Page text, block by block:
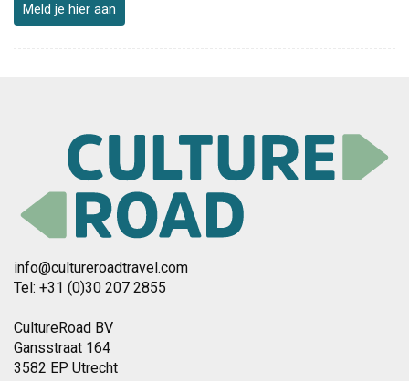
Meld je hier aan
info@cultureroadtravel.com
Tel: +31 (0)30 207 2855
CultureRoad BV
Gansstraat 164
3582 EP Utrecht